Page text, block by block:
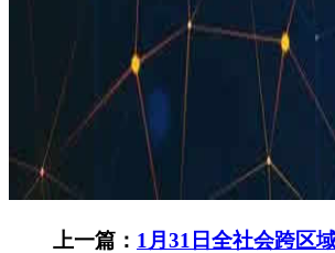
上一篇： 1月31日全社会跨区